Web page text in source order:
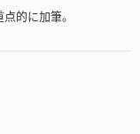
的に加筆。